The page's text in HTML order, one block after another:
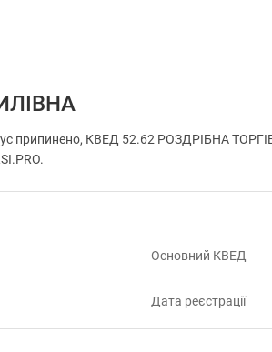
припинено, КВЕД 52.62 РОЗДРІБНА
Основний КВЕД
Дата реєстрації